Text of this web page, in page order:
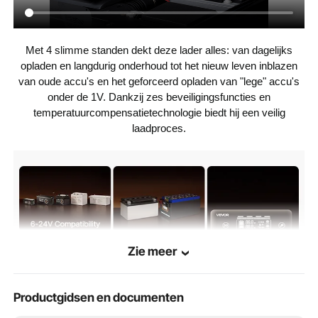
Met 4 slimme standen dekt deze lader alles: van dagelijks
opladen en langdurig onderhoud tot het nieuw leven inblazen
van oude accu's en het geforceerd opladen van "lege" accu's
onder de 1V. Dankzij zes beveiligingsfuncties en
temperatuurcompensatietechnologie biedt hij een veilig
laadproces.
Zie meer
Productgidsen en documenten